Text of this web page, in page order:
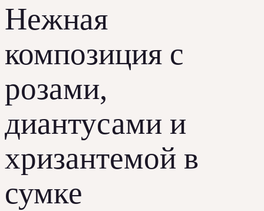
Нежная
композиция с
розами,
диантусами и
хризантемой в
сумке